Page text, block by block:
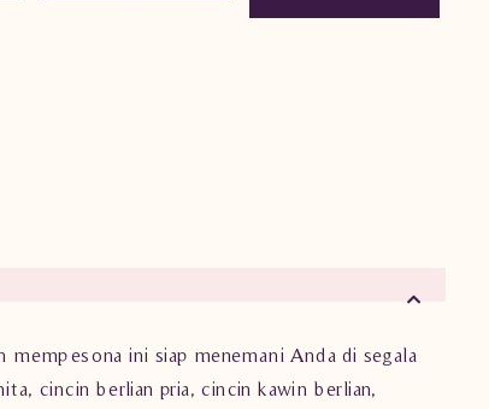
ini siap menemani Anda di segala
cincin berlian pria, cincin kawin berlian,